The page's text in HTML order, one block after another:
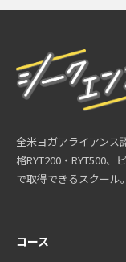
全米ヨガアライアンス
格RYT200・RYT500
で取得できるスクール。
コース